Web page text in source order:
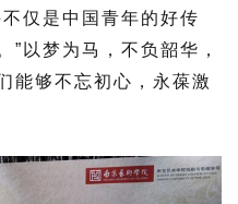
仅是中国青年的好传
”以梦为马，不负韶华，
能够不忘初心，永葆激